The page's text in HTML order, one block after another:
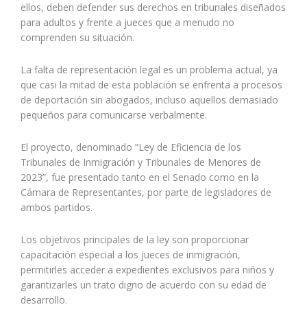
ellos, deben defender sus derechos en tribunales diseñados
para adultos y frente a jueces que a menudo no
comprenden su situación.
La falta de representación legal es un problema actual, ya
que casi la mitad de esta población se enfrenta a procesos
de deportación sin abogados, incluso aquellos demasiado
pequeños para comunicarse verbalmente.
El proyecto, denominado “Ley de Eficiencia de los
Tribunales de Inmigración y Tribunales de Menores de
2023”, fue presentado tanto en el Senado como en la
Cámara de Representantes, por parte de legisladores de
ambos partidos.
Los objetivos principales de la ley son proporcionar
capacitación especial a los jueces de inmigración,
permitirles acceder a expedientes exclusivos para niños y
garantizarles un trato digno de acuerdo con su edad de
desarrollo.